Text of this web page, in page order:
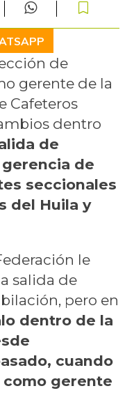
de
gerente de la
Cafeteros
dentro
de
de
seccionales
del Huila y
le
salida de
pero en
dentro de la
cuando
como gerente